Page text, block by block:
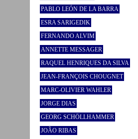
PABLO LEÓN DE LA BARRA
ESRA SARIGEDIK
FERNANDO ALVIM
ANNETTE MESSAGER
RAQUEL HENRIQUES DA SILVA
JEAN-FRANÇOIS CHOUGNET
MARC-OLIVIER WAHLER
JORGE DIAS
GEORG SCHÖLLHAMMER
JOÃO RIBAS